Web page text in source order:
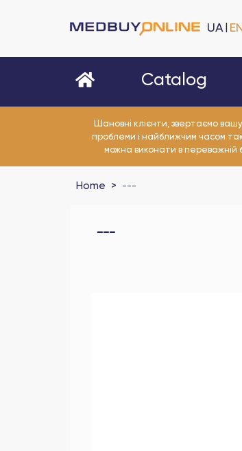
UA |
Catalog
Шановні клієнти, звертаємо
проблеми і найближчим часом
можна виконати в переважній
Home ---
---